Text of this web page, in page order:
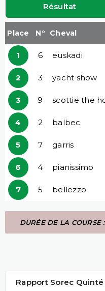
Résultat
Place N° Cheval
1 6 euskadi
2 3 yacht show
3 9 scottie the
4 2 balbec
5 7 garris
6 4 pianissimo
7 5 bellezzo
DURÉE DE LA COURSE :
Rapport Sorec Quinté